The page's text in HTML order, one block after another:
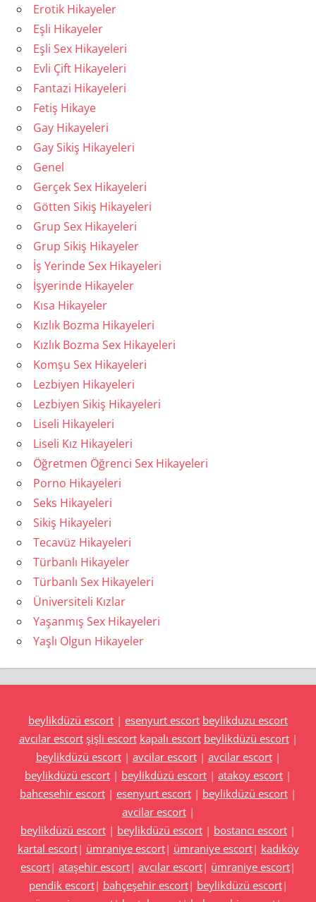
Erotik Hikayeler
Eşli Hikayeler
Eşli Sex Hikayeleri
Evli Çift Hikayeleri
Fantazi Hikayeleri
Fetiş Hikaye
Gay Hikayeleri
Gay Sikiş Hikayeleri
Genel
Gerçek Sex Hikayeleri
Götten Sikiş Hikayeleri
Grup Sex Hikayeleri
Grup Sikiş Hikayeler
İş Yerinde Sex Hikayeleri
İşyerinde Hikayeler
Kısa Hikayeler
Kızlık Bozma Hikayeleri
Kızlık Bozma Sex Hikayeleri
Komşu Sex Hikayeleri
Lezbiyen Hikayeleri
Lezbiyen Sikiş Hikayeleri
Liseli Hikayeleri
Liseli Kız Hikayeleri
Öğretmen Öğrenci Sex Hikayeleri
Porno Hikayeleri
Seks Hikayeleri
Sikiş Hikayeleri
Tecavüz Hikayeleri
Türbanlı Hikayeler
Türbanlı Sex Hikayeleri
Üniversiteli Kızlar
Yaşanmış Sex Hikayeleri
Yaşlı Olgun Hikayeler
beylikdüzü escort | esenyurt escort beylikduzu escort
avcılar escort şişli escort kapalı escort beylikdüzü escort|
beylikdüzü escort| avcilar escort| avcilar escort|
beylikdüzü escort | beylikdüzü escort | atakoy escort |
bahcesehir escort | esenyurt escort | beylikdüzü escort |
avcilar escort|
beylikdüzü escort | beylikdüzü escort | bostancı escort |
kartal escort| ümraniye escort| ümraniye escort| kadıköy
escort| ataşehir escort| avcılar escort| ümraniye escort|
pendik escort| bahçeşehir escort| beylikdüzü escort|